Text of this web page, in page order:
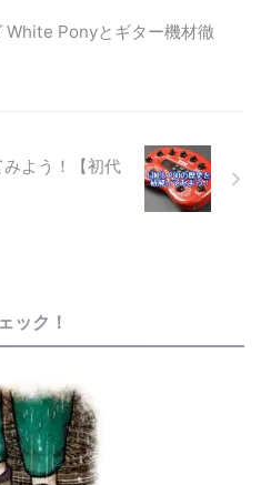
White Ponyとギター機材徹
よう！【初代
ック！